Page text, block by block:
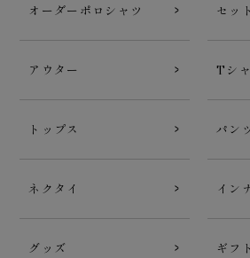
オーダーポロシャツ セッ
アウター Tシ
トップス パン
ネクタイ イン
グッズ ギフ